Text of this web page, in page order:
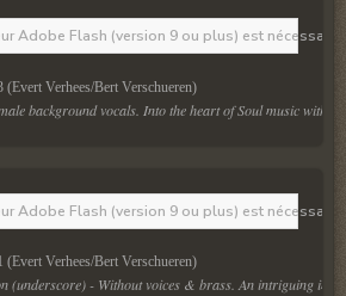
Adobe Flash (version 9 ou plus) est
(Evert Verhees/Bert Verschueren)
background vocals. Into the heart of Soul music with
Adobe Flash (version 9 ou plus) est
(Evert Verhees/Bert Verschueren)
(underscore) - Without voices & brass. An intriguing